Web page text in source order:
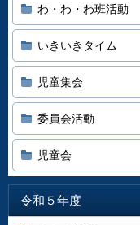
わ・わ・わ班活動
いきいきタイム
児童集会
委員会活動
児童会
令和５年度